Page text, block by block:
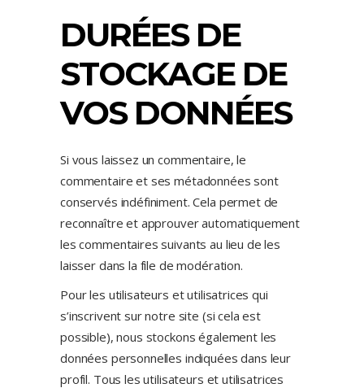
DURÉES DE
STOCKAGE DE
VOS DONNÉES
Si vous laissez un commentaire, le
commentaire et ses métadonnées sont
conservés indéfiniment. Cela permet de
reconnaître et approuver automatiquement
les commentaires suivants au lieu de les
laisser dans la file de modération.
Pour les utilisateurs et utilisatrices qui
s’inscrivent sur notre site (si cela est
possible), nous stockons également les
données personnelles indiquées dans leur
profil. Tous les utilisateurs et utilisatrices